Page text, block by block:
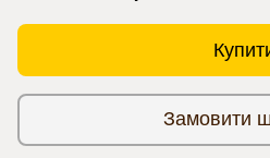
Замовити